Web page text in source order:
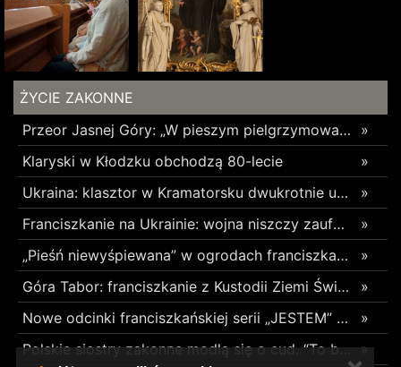
ŻYCIE ZAKONNE
»
Przeor Jasnej Góry: „W pieszym pielgrzymowaniu jest coś niezwykłego”
»
Klaryski w Kłodzku obchodzą 80-lecie
»
Ukraina: klasztor w Kramatorsku dwukrotnie uszkodzony w ciągu trzech tygodni
»
Franciszkanie na Ukrainie: wojna niszczy zaufanie
»
„Pieśń niewyśpiewana” w ogrodach franciszkańskich w Radomsku
»
Góra Tabor: franciszkanie z Kustodii Ziemi Świętej świętowali Przemienienie Pańskie
»
Nowe odcinki franciszkańskiej serii „JESTEM” z poruszającym świadectwami o błogosławionych z Pariacoto w 35. rocznicę ich męczeńskiej śmierci
»
Polskie siostry zakonne modlą się o cud. “To będzie pieczęć Pana Boga dla naszej wiary”